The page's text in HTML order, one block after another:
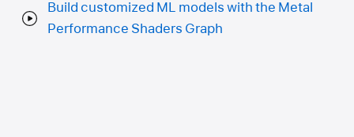
Build customized ML models with the Metal
Performance Shaders Graph